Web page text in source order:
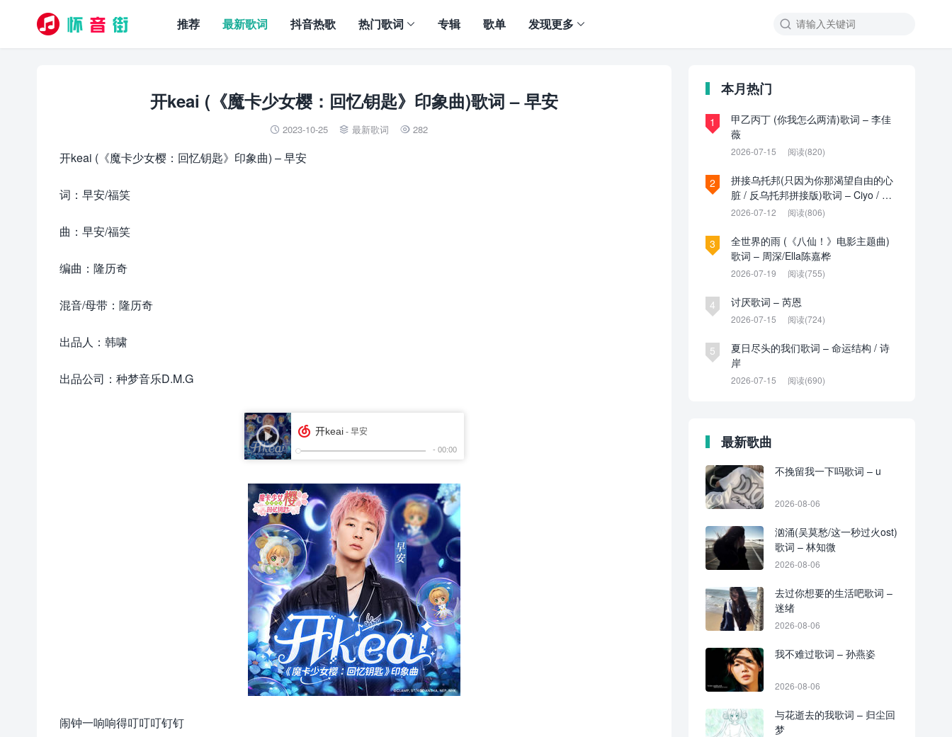

推荐 最新歌词 抖音热歌 热门歌词 专辑 歌单 发现更多
开keai (《魔卡少女樱：回忆钥匙》印象曲)歌词 – 早安
 2023-10-25  最新歌词  282
开keai (《魔卡少女樱：回忆钥匙》印象曲) – 早安
词：早安/福笑
曲：早安/福笑
编曲：隆历奇
混音/母带：隆历奇
出品人：韩啸
出品公司：种梦音乐D.M.G
闹钟一响响得叮叮叮钉钉
本月热门
1
甲乙丙丁 (你我怎么两清)歌词 – 李佳
薇
2026-07-15 阅读(820)
2
拼接乌托邦(只因为你那渴望自由的心
脏 / 反乌托邦拼接版)歌词 – Ciyo / 见
过夏天P / 乌托邦P
2026-07-12 阅读(806)
3
全世界的雨 (《八仙！》电影主题曲)
歌词 – 周深/Ella陈嘉桦
2026-07-19 阅读(755)
4 讨厌歌词 – 芮恩
2026-07-15 阅读(724)
5
夏日尽头的我们歌词 – 命运结构 / 诗
岸
2026-07-15 阅读(690)
最新歌曲
不挽留我一下吗歌词 – u
2026-08-06
汹涌(吴莫愁/这一秒过火ost)
歌词 – 林知微
2026-08-06
去过你想要的生活吧歌词 –
迷绪
2026-08-06
我不难过歌词 – 孙燕姿
2026-08-06
与花逝去的我歌词 – 归尘回
梦